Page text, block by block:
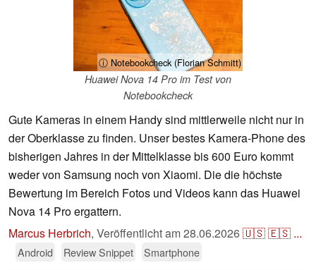
ⓘ Notebookcheck (Florian Schmitt)
Huawei Nova 14 Pro im Test von
Notebookcheck
Gute Kameras in einem Handy sind mittlerweile nicht nur in
der Oberklasse zu finden. Unser bestes Kamera-Phone des
bisherigen Jahres in der Mittelklasse bis 600 Euro kommt
weder von Samsung noch von Xiaomi. Die die höchste
Bewertung im Bereich Fotos und Videos kann das Huawei
Nova 14 Pro ergattern.
Marcus Herbrich, Veröffentlicht am28.06.2026🇺🇸🇪🇸 ...
Android Review Snippet Smartphone